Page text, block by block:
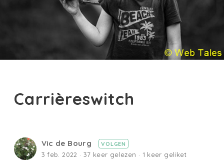
Carrièreswitch
Vic de Bourg VOLGEN
3 feb. 2022 · 37 keer gelezen · 1 keer geliket